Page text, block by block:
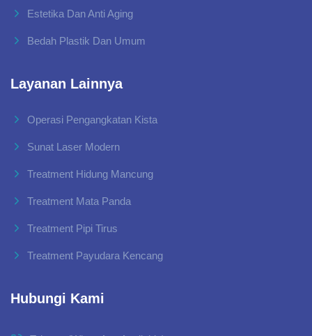
Estetika Dan Anti Aging
Bedah Plastik Dan Umum
Layanan Lainnya
Operasi Pengangkatan Kista
Sunat Laser Modern
Treatment Hidung Mancung
Treatment Mata Panda
Treatment Pipi Tirus
Treatment Payudara Kencang
Hubungi Kami